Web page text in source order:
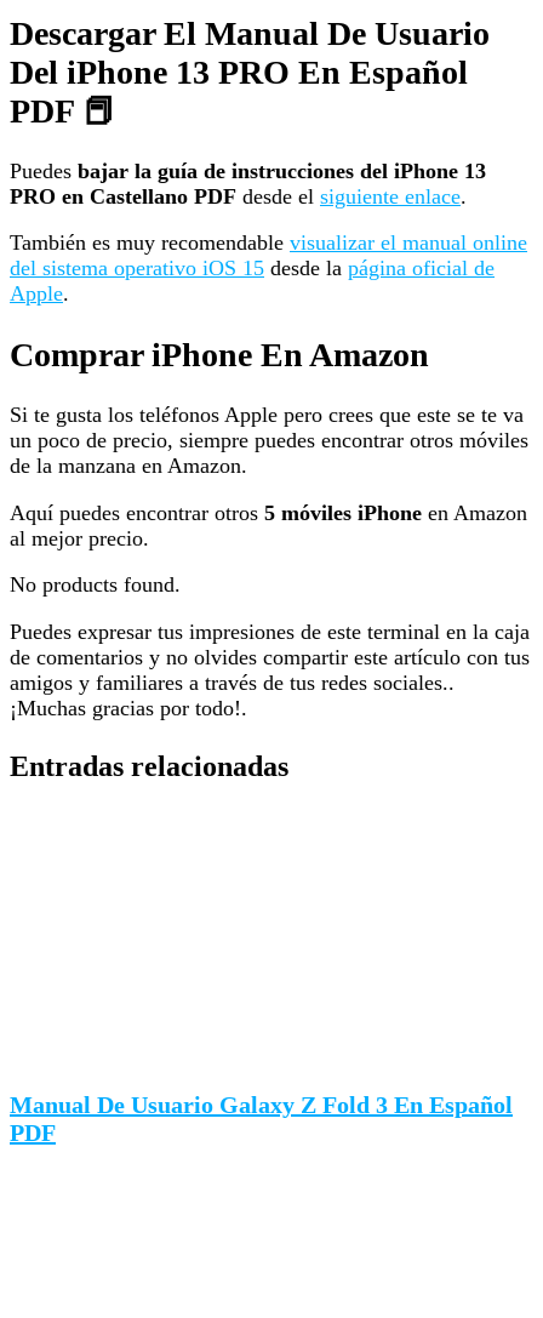
Descargar El Manual De Usuario
Del iPhone 13 PRO En Español
PDF 📕
Puedes bajar la guía de instrucciones del iPhone 13
PRO en Castellano PDF desde el siguiente enlace.
También es muy recomendable visualizar el manual online
del sistema operativo iOS 15 desde la página oficial de
Apple.
Comprar iPhone En Amazon
Si te gusta los teléfonos Apple pero crees que este se te va
un poco de precio, siempre puedes encontrar otros móviles
de la manzana en Amazon.
Aquí puedes encontrar otros 5 móviles iPhone en Amazon
al mejor precio.
No products found.
Puedes expresar tus impresiones de este terminal en la caja
de comentarios y no olvides compartir este artículo con tus
amigos y familiares a través de tus redes sociales..
¡Muchas gracias por todo!.
Entradas relacionadas
Manual De Usuario Galaxy Z Fold 3 En Español
PDF